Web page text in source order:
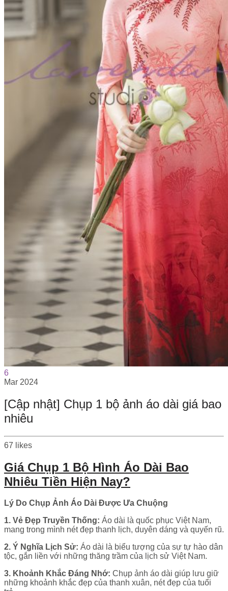
6
Mar 2024
[Cập nhật] Chụp 1 bộ ảnh áo dài giá bao
nhiêu
67 likes
Giá Chụp 1 Bộ Hình Áo Dài Bao
Nhiêu Tiền Hiện Nay?
Lý Do Chụp Ảnh Áo Dài Được Ưa Chuộng
1. Vẻ Đẹp Truyền Thống: Áo dài là quốc phục Việt Nam,
mang trong mình nét đẹp thanh lịch, duyên dáng và quyến rũ.
2. Ý Nghĩa Lịch Sử: Áo dài là biểu tượng của sự tự hào dân
tộc, gắn liền với những thăng trầm của lịch sử Việt Nam.
3. Khoảnh Khắc Đáng Nhớ: Chụp ảnh áo dài giúp lưu giữ
những khoảnh khắc đẹp của thanh xuân, nét đẹp của tuổi